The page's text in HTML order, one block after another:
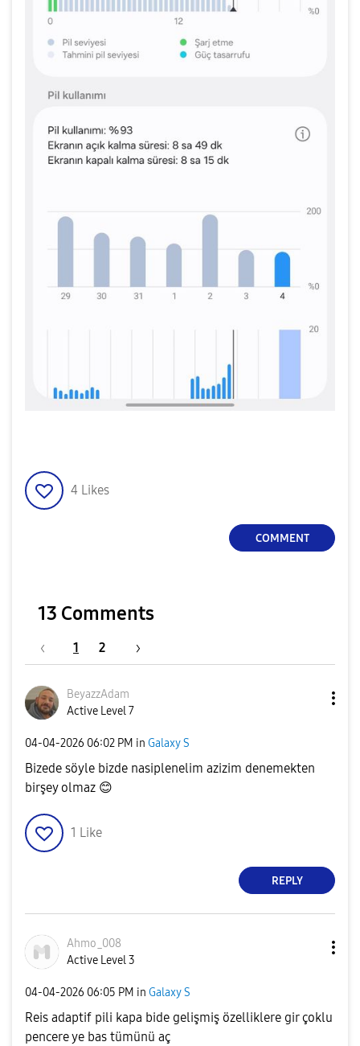
4 Likes
COMMENT
13 Comments
1 2
BeyazzAdam
Active Level 7
‎04-04-2026 06:02 PM in Galaxy S
Bizede söyle bizde nasiplenelim azizim denemekten
birşey olmaz 😊
1 Like
REPLY
Ahmo_008
Active Level 3
‎04-04-2026 06:05 PM in Galaxy S
Reis adaptif pili kapa bide gelişmiş özelliklere gir çoklu
pencere ye bas tümünü aç